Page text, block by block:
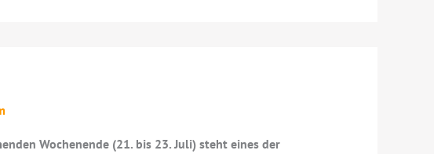
Wochenende (21. bis 23. Juli) steht eines der